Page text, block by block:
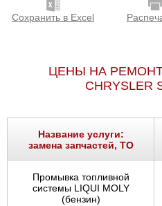
Петрозаводск
Самара
Санкт-
Саратов
Сохранить в Excel
ЦЕНЫ НА
CHRYSLER
Название услуги:
замена запчастей, ТО
Промывка топливной
системы LIQUI MOLY
(бензин)